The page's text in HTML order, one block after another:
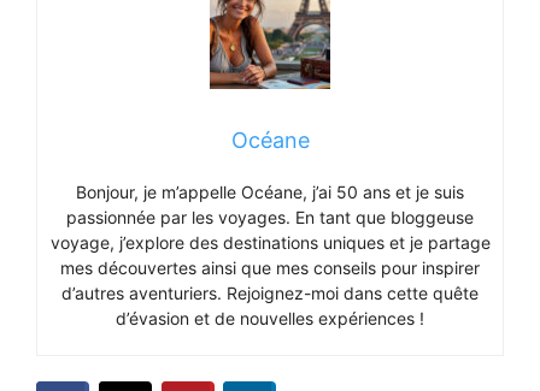
Océane
Bonjour, je m’appelle Océane, j’ai 50 ans et je suis
passionnée par les voyages. En tant que bloggeuse
voyage, j’explore des destinations uniques et je partage
mes découvertes ainsi que mes conseils pour inspirer
d’autres aventuriers. Rejoignez-moi dans cette quête
d’évasion et de nouvelles expériences !